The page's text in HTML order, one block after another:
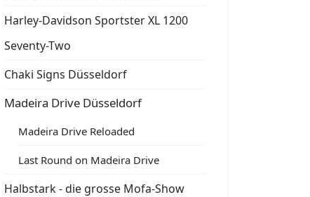
Harley-Davidson Sportster XL 1200
Seventy-Two
Chaki Signs Düsseldorf
Madeira Drive Düsseldorf
Madeira Drive Reloaded
Last Round on Madeira Drive
Halbstark - die grosse Mofa-Show